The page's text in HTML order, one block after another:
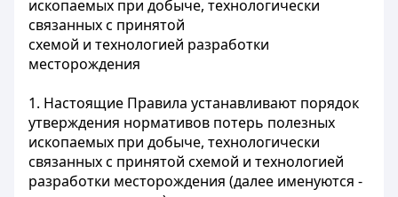
ископаемых при добыче, технологически
связанных с принятой
схемой и технологией разработки
месторождения
1. Настоящие Правила устанавливают порядок
утверждения нормативов потерь полезных
ископаемых при добыче, технологически
связанных с принятой схемой и технологией
разработки месторождения (далее именуются -